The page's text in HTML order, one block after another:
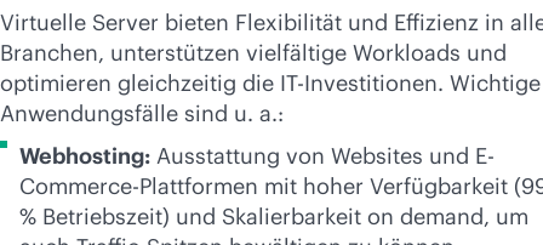
Virtuelle Server bieten Flexibilität und Effizienz in
Branchen, unterstützen vielfältige Workloads und
optimieren gleichzeitig die IT-Investitionen. Wichtige
Anwendungsfälle sind u. a.:
Webhosting: Ausstattung von Websites und E-
Commerce-Plattformen mit hoher Verfügbarkeit
% Betriebszeit) und Skalierbarkeit on demand, um